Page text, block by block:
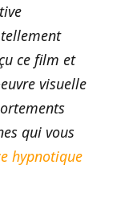
ce film et
visuelle
qui vous
hypnotique